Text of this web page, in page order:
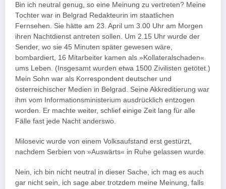
Bin ich neutral genug, so eine Meinung zu vertreten? Meine
Tochter war in Belgrad Redakteurin im staatlichen
Fernsehen. Sie hätte am 23. April um 3.00 Uhr am Morgen
ihren Nachtdienst antreten sollen. Um 2.15 Uhr wurde der
Sender, wo sie 45 Minuten später gewesen wäre,
bombardiert, 16 Mitarbeiter kamen als »Kollateralschaden«
ums Leben. (Insgesamt wurden etwa 1500 Zivilisten getötet.)
Mein Sohn war als Korrespondent deutscher und
österreichischer Medien in Belgrad. Seine Akkreditierung war
ihm vom Informationsministerium ausdrücklich entzogen
worden. Er machte weiter, schlief einige Zeit lang für alle
Fälle fast jede Nacht anderswo.
Milosevic wurde von einem Volksaufstand erst gestürzt,
nachdem Serbien von »Auswärts« in Ruhe gelassen wurde.
Nein, ich bin nicht neutral in dieser Sache, ich mag es auch
gar nicht sein, ich sage aber trotzdem meine Meinung, falls